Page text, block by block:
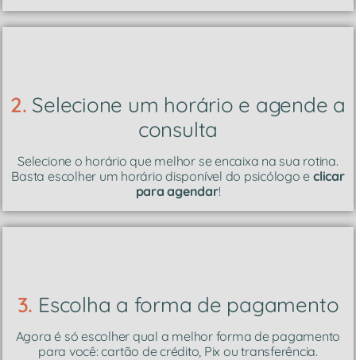
2. Selecione um horário e agende a
consulta
Selecione o horário que melhor se encaixa na sua rotina.
Basta escolher um horário disponível do psicólogo e clicar
para agendar!
3. Escolha a forma de pagamento
Agora é só escolher qual a melhor forma de pagamento
para você: cartão de crédito, Pix ou transferência.